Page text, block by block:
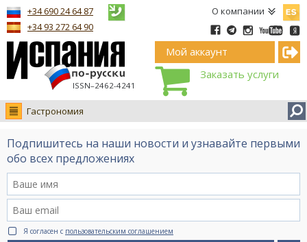
О компании
ISSN–2462-4241
+34 690 24 64 87
+34 93 272 64 90
Мой аккаунт
Заказать услуги
Гастрономия
Новости
Интервью
Видео Ruso.TV
BCN life
Сервис на немецком
Подпишитесь на наши новости и узнавайте первыми
обо всех предложениях
Я согласен с пользовательским соглашением